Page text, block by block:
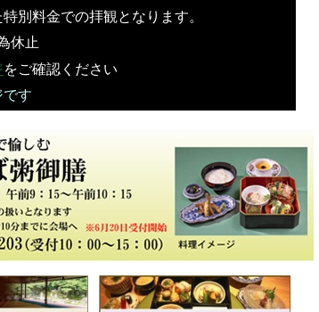
別料金での拝観となります。
休止
をご確認ください
す